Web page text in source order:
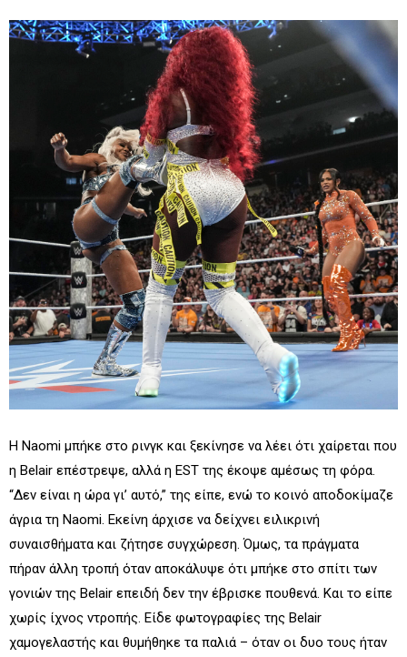
Η Naomi μπήκε στο ρινγκ και ξεκίνησε να λέει ότι χαίρεται που
η Belair επέστρεψε, αλλά η EST της έκοψε αμέσως τη φόρα.
“Δεν είναι η ώρα γι’ αυτό,” της είπε, ενώ το κοινό αποδοκίμαζε
άγρια τη Naomi. Εκείνη άρχισε να δείχνει ειλικρινή
συναισθήματα και ζήτησε συγχώρεση. Όμως, τα πράγματα
πήραν άλλη τροπή όταν αποκάλυψε ότι μπήκε στο σπίτι των
γονιών της Belair επειδή δεν την έβρισκε πουθενά. Και το είπε
χωρίς ίχνος ντροπής. Είδε φωτογραφίες της Belair
χαμογελαστής και θυμήθηκε τα παλιά – όταν οι δυο τους ήταν